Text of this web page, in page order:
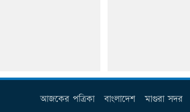
আজকের পত্রিকা বাংলাদেশ মাগুরা সদর